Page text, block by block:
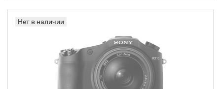
Нет в наличии